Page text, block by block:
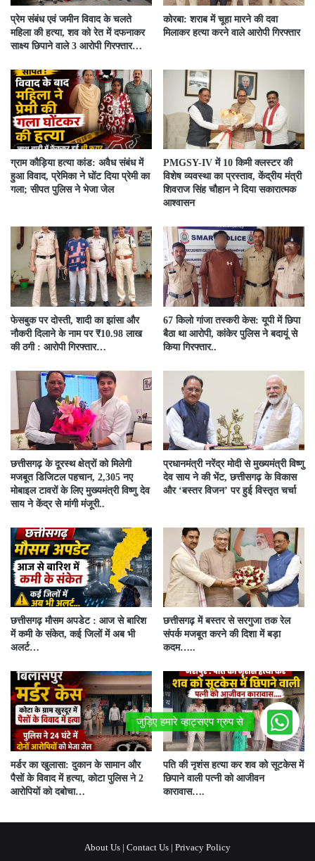
प्रेम संबंध एवं जमीन विवाद के चलते
महिला की हत्या, शव को रेत में दफनाकर
साक्ष्य छिपाने वाले 3 आरोपी गिरफ्तार…
कोरबा: शराब में चूहा मारने की दवा
मिलाकर हत्या करने वाले आरोपी गिरफ्तार
ग्राम कौड़िया हत्या कांड: अवैध संबंध में
हुआ विवाद, प्रेमिका ने घोंट दिया प्रेमी का
गला; सीपत पुलिस ने भेजा जेल
PMGSY-IV में 10 किमी क्लस्टर की
विशेष व्यवस्था का प्रस्ताव, केंद्रीय मंत्री
शिवराज सिंह चौहान ने दिया सकारात्मक
आश्वासन
फेसबुक पर दोस्ती, शादी का झांसा और
नौकरी दिलाने के नाम पर ₹10.98 लाख
की ठगी : आरोपी गिरफ्तार…
67 किलो गांजा तस्करी केस: यूपी में छिपा
बैठा था आरोपी, कांकेर पुलिस ने बदायूं से
किया गिरफ्तार..
छत्तीसगढ़ के दूरस्थ क्षेत्रों को मिलेगी
मजबूत डिजिटल पहचान, 2,305 नए
मोबाइल टावरों के लिए मुख्यमंत्री विष्णु देव
साय ने केंद्र से मांगी मंजूरी..
प्रधानमंत्री नरेंद्र मोदी से मुख्यमंत्री विष्णु
देव साय ने की भेंट, छत्तीसगढ़ के विकास
और ‘बस्तर विजन’ पर हुई विस्तृत चर्चा
छत्तीसगढ़ मौसम अपडेट : आज से बारिश
में कमी के संकेत, कई जिलों में अब भी
अलर्ट…
छत्तीसगढ़ में बस्तर से सरगुजा तक रेल
संपर्क मजबूत करने की दिशा में बड़ा
कदम…..
मर्डर का खुलासा: दुकान के सामान और
पैसों के विवाद में हत्या, कोटा पुलिस ने 2
आरोपियों को दबोचा…
पति की नृशंस हत्या कर शव को सूटकेस में
छिपाने वाली पत्नी को आजीवन
कारावास….
About Us | Contact Us | Privacy Policy